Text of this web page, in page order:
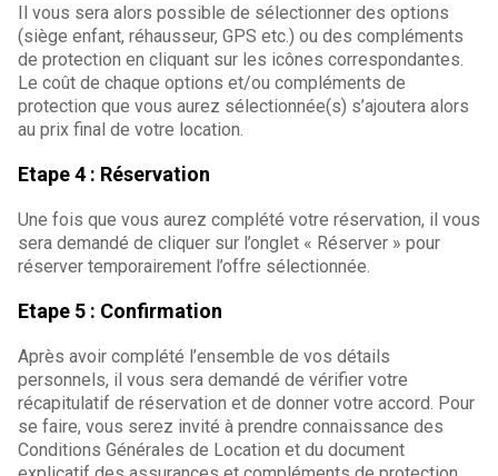
Il vous sera alors possible de sélectionner des options
(siège enfant, réhausseur, GPS etc.) ou des compléments
de protection en cliquant sur les icônes correspondantes.
Le coût de chaque options et/ou compléments de
protection que vous aurez sélectionnée(s) s’ajoutera alors
au prix final de votre location.
Etape 4 : Réservation
Une fois que vous aurez complété votre réservation, il vous
sera demandé de cliquer sur l’onglet « Réserver » pour
réserver temporairement l’offre sélectionnée.
Etape 5 : Confirmation
Après avoir complété l’ensemble de vos détails
personnels, il vous sera demandé de vérifier votre
récapitulatif de réservation et de donner votre accord. Pour
se faire, vous serez invité à prendre connaissance des
Conditions Générales de Location et du document